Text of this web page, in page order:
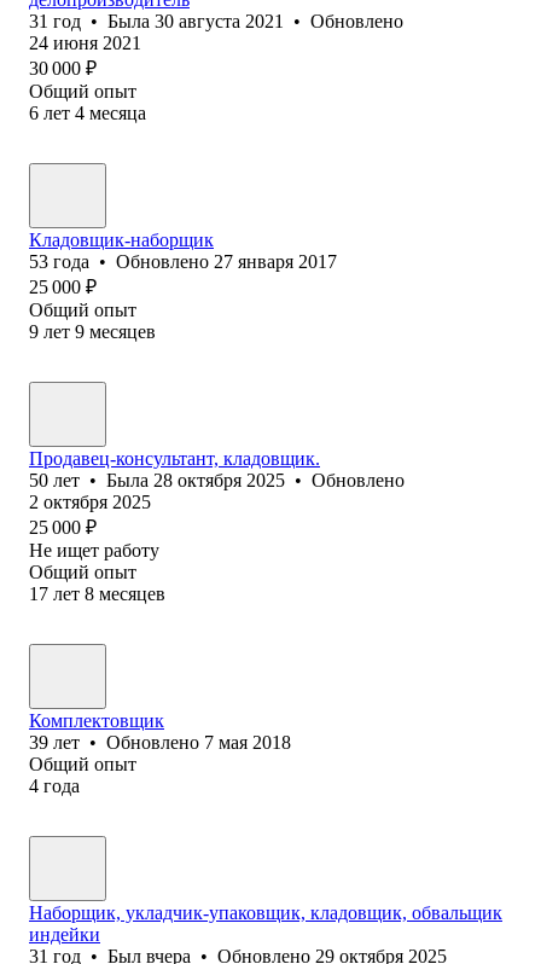
31 год • Была 30 августа 2021 • Обновлено
24 июня 2021
30 000 ₽
Общий опыт
6 лет 4 месяца
Кладовщик-наборщик
53 года • Обновлено 27 января 2017
25 000 ₽
Общий опыт
9 лет 9 месяцев
Продавец-консультант, кладовщик.
50 лет • Была 28 октября 2025 • Обновлено
2 октября 2025
25 000 ₽
Не ищет работу
Общий опыт
17 лет 8 месяцев
Комплектовщик
39 лет • Обновлено 7 мая 2018
Общий опыт
4 года
Наборщик, укладчик-упаковщик, кладовщик, обвальщик
индейки
31 год • Был вчера • Обновлено 29 октября 2025